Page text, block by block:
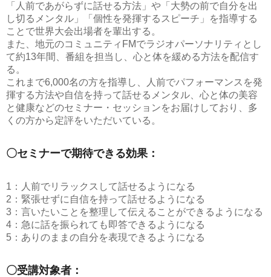
「人前であがらずに話せる方法」や「大勢の前で自分を出
し切るメンタル」「個性を発揮するスピーチ」を指導する
ことで世界大会出場者を輩出する。
また、地元のコミュニティFMでラジオパーソナリティとし
て約13年間、番組を担当し、心と体を緩める方法を配信す
る。
これまで6,000名の方を指導し、人前でパフォーマンスを発
揮する方法や自信を持って話せるメンタル、心と体の美容
と健康などのセミナー・セッションをお届けしており、多
くの方から定評をいただいている。
〇セミナーで期待できる効果：
1：人前でリラックスして話せるようになる
2：緊張せずに自信を持って話せるようになる
3：言いたいことを整理して伝えることができるようになる
4：急に話を振られても即答できるようになる
5：ありのままの自分を表現できるようになる
〇受講対象者：